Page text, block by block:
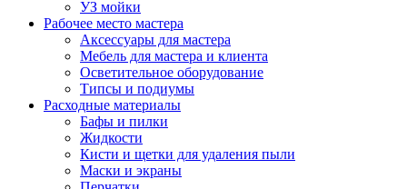
УЗ мойки
Рабочее место мастера
Аксессуары для мастера
Мебель для мастера и клиента
Осветительное оборудование
Типсы и подиумы
Расходные материалы
Бафы и пилки
Жидкости
Кисти и щетки для удаления пыли
Маски и экраны